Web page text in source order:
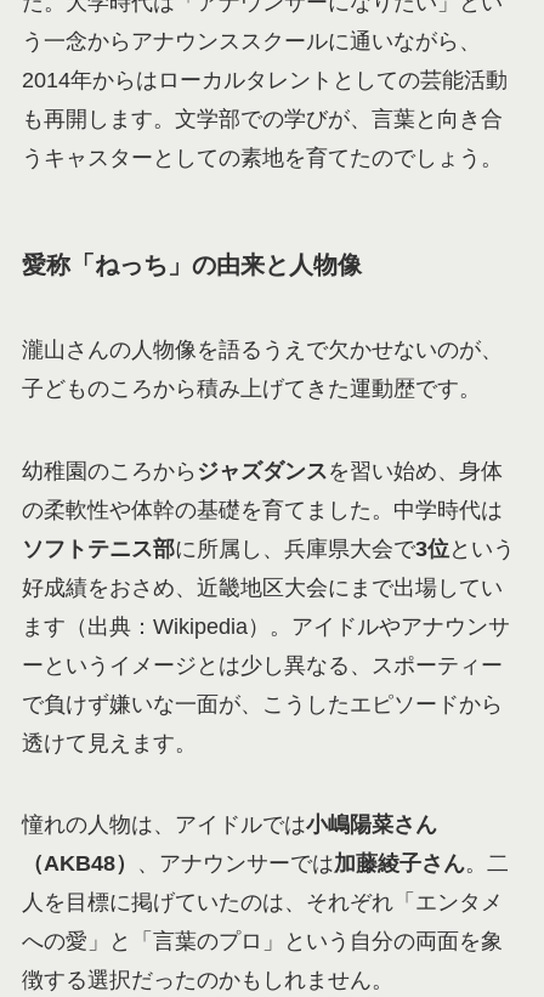
う一念からアナウンススクールに通いながら、
2014年からはローカルタレントとしての芸能活動
も再開します。文学部での学びが、言葉と向き合
うキャスターとしての素地を育てたのでしょう。
愛称「ねっち」の由来と人物像
瀧山さんの人物像を語るうえで欠かせないのが、
子どものころから積み上げてきた運動歴です。
幼稚園のころから ジャズダンス を習い始め、身体
の柔軟性や体幹の基礎を育てました。中学時代は
ソフトテニス部に所属し、兵庫県大会で3位 という
好成績をおさめ、近畿地区大会にまで出場してい
ます（出典：Wikipedia）。アイドルやアナウンサ
ーというイメージとは少し異なる、スポーティー
で負けず嫌いな一面が、こうしたエピソードから
透けて見えます。
憧れの人物は、アイドルでは小嶋陽菜さん
（AKB48）
、アナウンサーでは加藤綾子さん。二
人を目標に掲げていたのは、それぞれ「エンタメ
への愛」と「言葉のプロ」という自分の両面を象
徴する選択だったのかもしれません。